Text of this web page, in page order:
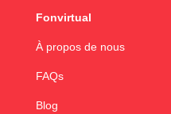
Fonvirtual
À propos de nous
FAQs
Blog